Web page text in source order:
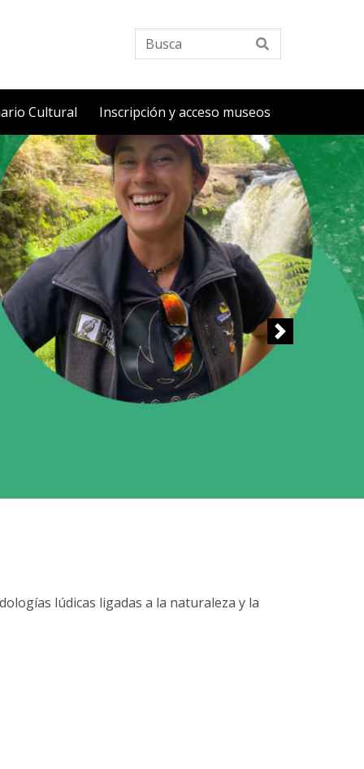
Busca
Cultural Inscripción y acceso museos
lúdicas ligadas a la naturaleza y la
Siguiente